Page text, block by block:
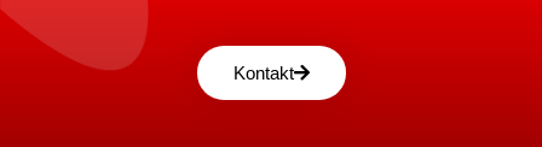
Kontakt